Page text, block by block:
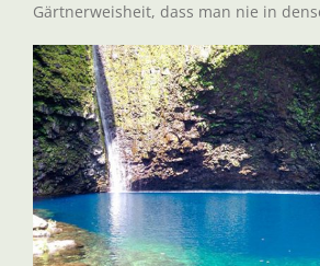
Gärtnerweisheit, dass man nie in